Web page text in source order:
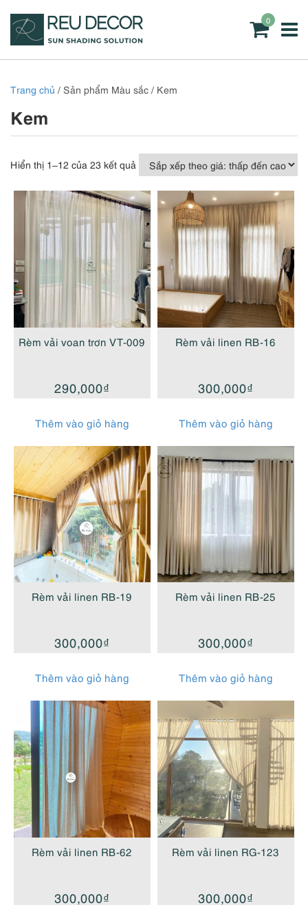
0
Trang chủ / Sản phẩm Màu sắc / Kem
Kem
Hiển thị 1–12 của 23 kết quả
xếp
theo
giá:
thấp
đến
cao
Rèm vải voan trơn VT-009
290,000₫
Thêm vào giỏ hàng
Rèm vải linen RB-16
300,000₫
Thêm vào giỏ hàng
Rèm vải linen RB-19
300,000₫
Thêm vào giỏ hàng
Rèm vải linen RB-25
300,000₫
Thêm vào giỏ hàng
Rèm vải linen RB-62
300,000₫
Rèm vải linen RG-123
300,000₫